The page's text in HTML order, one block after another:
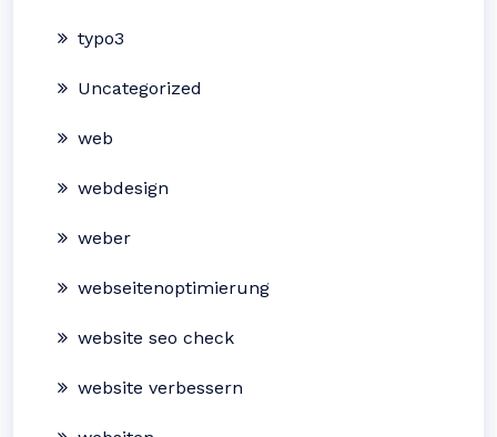
typo3
Uncategorized
web
webdesign
weber
webseitenoptimierung
website seo check
website verbessern